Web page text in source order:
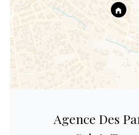
Agence Des